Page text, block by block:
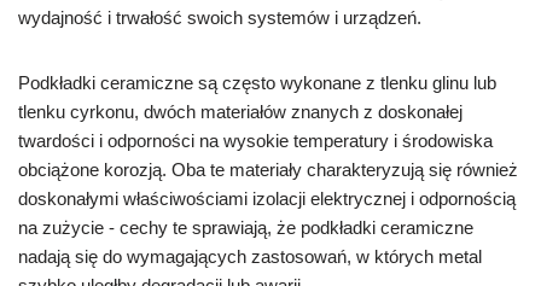
wydajność i trwałość swoich systemów i urządzeń.
Podkładki ceramiczne są często wykonane z tlenku glinu lub
tlenku cyrkonu, dwóch materiałów znanych z doskonałej
twardości i odporności na wysokie temperatury i środowiska
obciążone korozją. Oba te materiały charakteryzują się również
doskonałymi właściwościami izolacji elektrycznej i odpornością
na zużycie - cechy te sprawiają, że podkładki ceramiczne
nadają się do wymagających zastosowań, w których metal